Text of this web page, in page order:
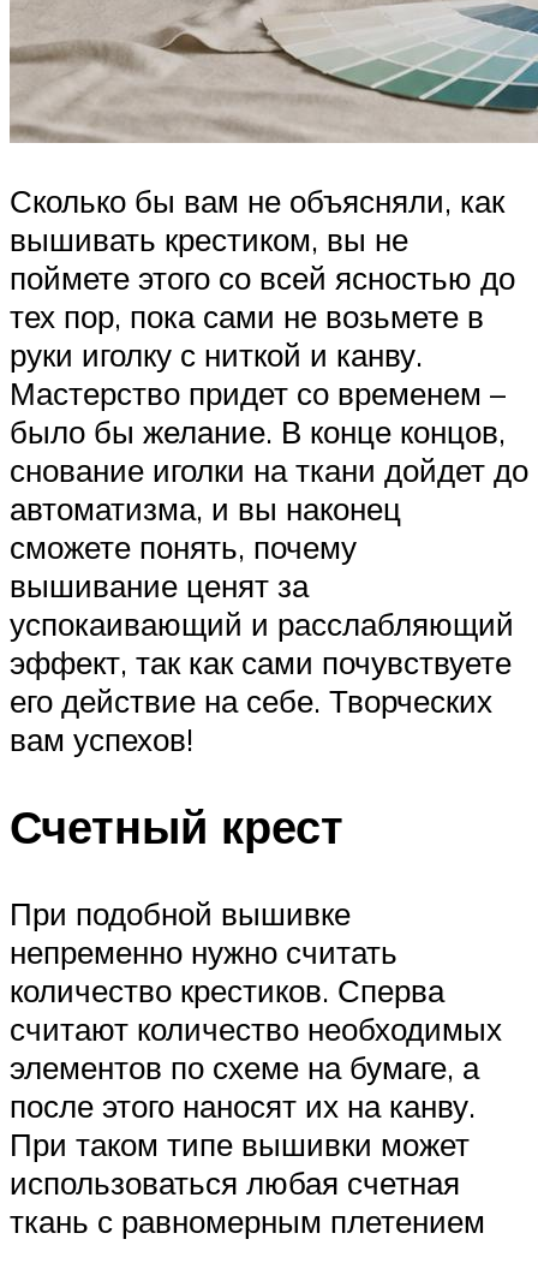
Сколько бы вам не объясняли, как
вышивать крестиком, вы не
поймете этого со всей ясностью до
тех пор, пока сами не возьмете в
руки иголку с ниткой и канву.
Мастерство придет со временем –
было бы желание. В конце концов,
снование иголки на ткани дойдет до
автоматизма, и вы наконец
сможете понять, почему
вышивание ценят за
успокаивающий и расслабляющий
эффект, так как сами почувствуете
его действие на себе. Творческих
вам успехов!
Счетный крест
При подобной вышивке
непременно нужно считать
количество крестиков. Сперва
считают количество необходимых
элементов по схеме на бумаге, а
после этого наносят их на канву.
При таком типе вышивки может
использоваться любая счетная
ткань с равномерным плетением